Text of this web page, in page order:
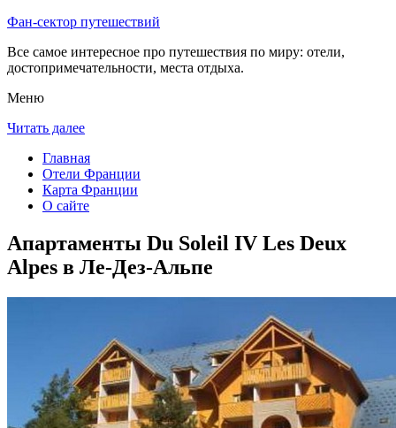
Фан-сектор путешествий
Все самое интересное про путешествия по миру: отели,
достопримечательности, места отдыха.
Меню
Читать далее
Главная
Отели Франции
Карта Франции
О сайте
Апартаменты Du Soleil IV Les Deux
Alpes в Ле-Дез-Альпе